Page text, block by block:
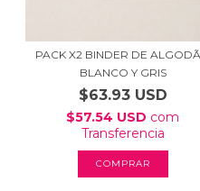
PACK X2 BINDER DE
BLANCO Y GRIS
$63.93 USD
$57.54 USD com
Transferencia
COMPRAR